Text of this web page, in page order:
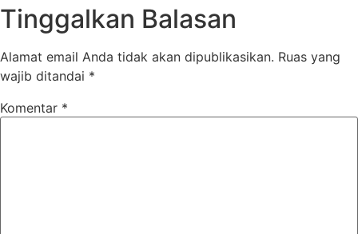
Tinggalkan Balasan
Alamat email Anda tidak akan dipublikasikan. Ruas yang
wajib ditandai *
Komentar *